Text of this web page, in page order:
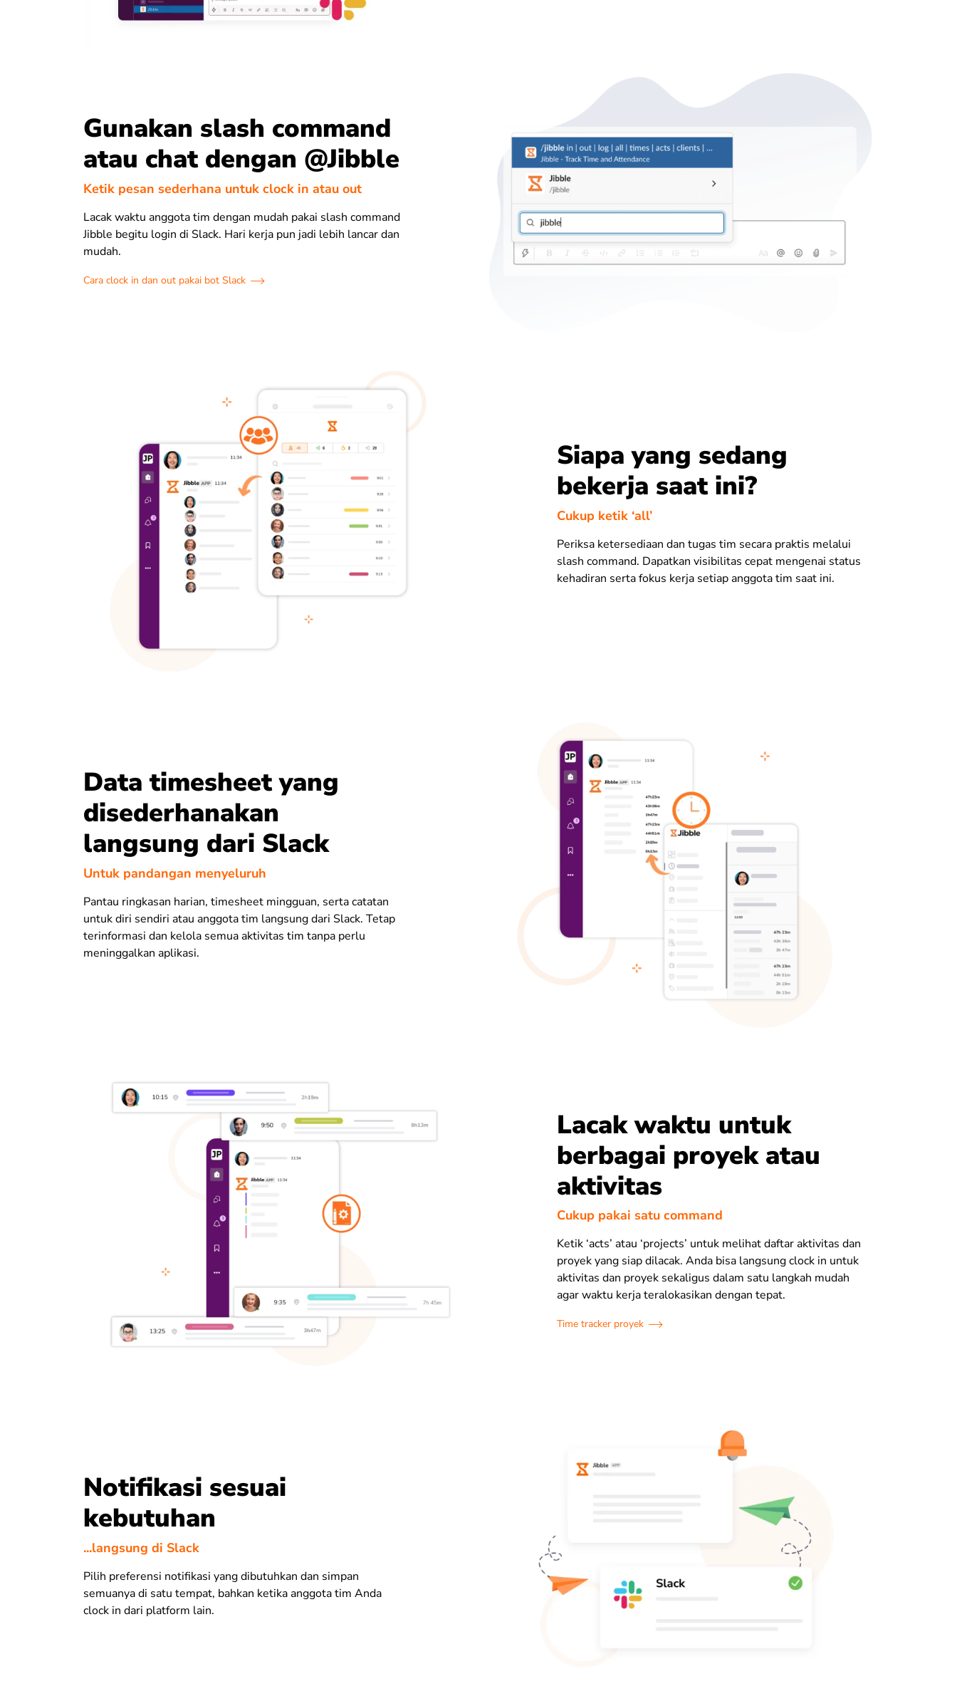
Gunakan slash command
atau chat dengan @Jibble
Ketik pesan sederhana untuk clock in atau out
Lacak waktu anggota tim dengan mudah pakai slash command
Jibble begitu login di Slack. Hari kerja pun jadi lebih lancar dan
mudah.
Cara clock in dan out pakai bot Slack
Siapa yang sedang
bekerja saat ini?
Cukup ketik ‘all’
Periksa ketersediaan dan tugas tim secara praktis melalui
slash command. Dapatkan visibilitas cepat mengenai status
kehadiran serta fokus kerja setiap anggota tim saat ini.
Data timesheet yang
disederhanakan
langsung dari Slack
Untuk pandangan menyeluruh
Pantau ringkasan harian, timesheet mingguan, serta catatan
untuk diri sendiri atau anggota tim langsung dari Slack. Tetap
terinformasi dan kelola semua aktivitas tim tanpa perlu
meninggalkan aplikasi.
Lacak waktu untuk
berbagai proyek atau
aktivitas
Cukup pakai satu command
Ketik ‘acts’ atau ‘projects’ untuk melihat daftar aktivitas dan
proyek yang siap dilacak. Anda bisa langsung clock in untuk
aktivitas dan proyek sekaligus dalam satu langkah mudah
agar waktu kerja teralokasikan dengan tepat.
Time tracker proyek
Notifikasi sesuai
kebutuhan
...langsung di Slack
Pilih preferensi notifikasi yang dibutuhkan dan simpan
semuanya di satu tempat, bahkan ketika anggota tim Anda
clock indari platform lain.